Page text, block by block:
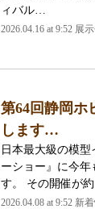
ィバル…
2026.04.16 at 9:52 展
第64回静岡ホ
します…
日本最大級の模
ーショー』に今年
す。 その開催が約
2026.04.08 at 9:52 新